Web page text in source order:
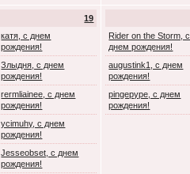
19
катя, с днем
рождения!
Злыдня, с днем
рождения!
rermliainee, с днем
рождения!
ycimuhy, с днем
рождения!
Jesseobset, с днем
рождения!
Rider on the Storm, с
днем рождения!
augustink1, с днем
рождения!
pingepype, с днем
рождения!